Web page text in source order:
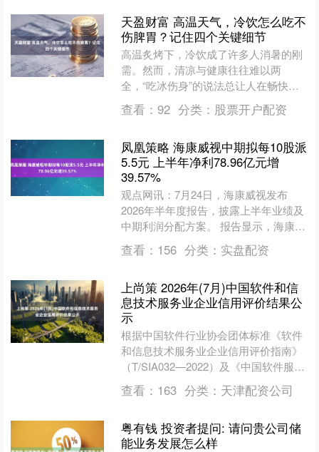
天盈财富 高温天气，冷饮怎么吃不
伤脾胃？记住四个关键细节
高温炙烤下，冷饮成了许多人消暑的刚
需。然而，清凉与健康往往难以两
全，“吃冰伤身”的说法总让人在畅快之
余多了一丝顾虑。冷饮到底该怎么吃才
安心？ 都说没有冷饮的夏天....
查看： 92 分类： 股票开户配资
凤凰策略 海康威视中期拟每10股派
5.5元 上半年净利78.96亿元增
39.57%
观点网讯：7月24日，海康威视发布
2026年半年度报告，披露上半年业绩及
中期利润分配方案。 报告显示，海康威
视2026年上半年实现营业收入468.23亿
元，同比....
查看： 156 分类： 实盘配资
上尚策 2026年(7月)中国软件和信
息技术服务业企业信用评价结果公
示
根据中国软件行业协会团体标准《软件
和信息技术服务业企业信用评价指南》
（T/SIA032—2022）及《中国软件服务
业企业信用评价管理办法》有关规定，
本次评价秉持....
查看： 163 分类： 天津配资公司
粤有钱 投资者提问: 请问贵公司储
能业务发展怎么样